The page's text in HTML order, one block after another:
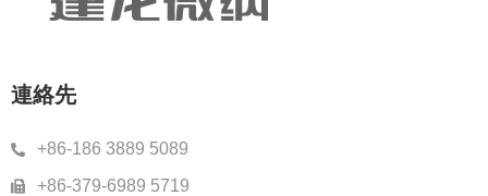
連絡先
+86-186 3889 5089
+86-379-6989 5719